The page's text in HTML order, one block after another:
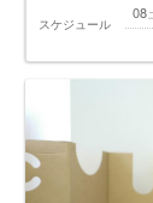
スケジュール
08